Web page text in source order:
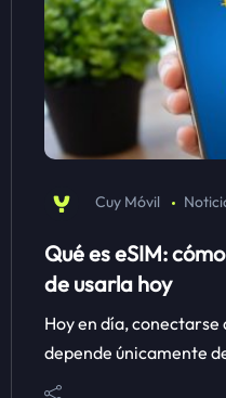
Cuy Móvil
Qué es eSIM:
de usarla hoy
Hoy en día, conectarse
depende únicamente